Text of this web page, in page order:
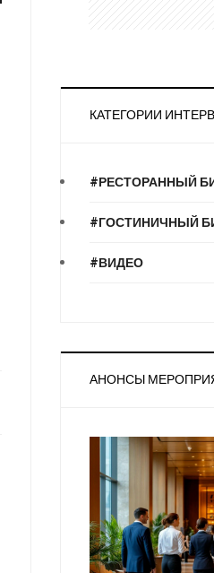
КАТЕГОРИИ
#РЕСТОРАННЫЙ
#ГОСТИНИЧНЫЙ
#ВИДЕО
АНОНСЫ